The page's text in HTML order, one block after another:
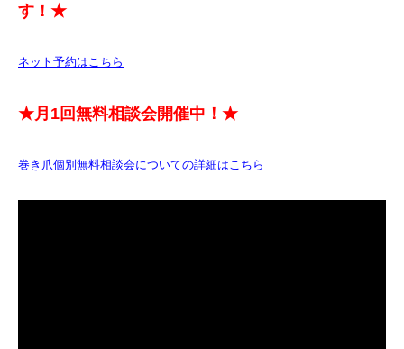
す！★
ネット予約はこちら
★月1回無料相談会開催中！★
巻き爪個別無料相談会についての詳細はこちら